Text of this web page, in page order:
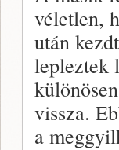
véletlen,
után
lepleztek
vissza.
a